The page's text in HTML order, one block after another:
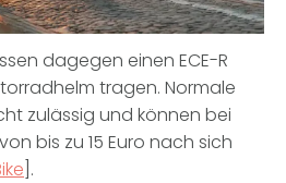
dagegen einen ECE-R
tragen. Normale
zulässig und können bei
bis zu 15 Euro nach sich
].